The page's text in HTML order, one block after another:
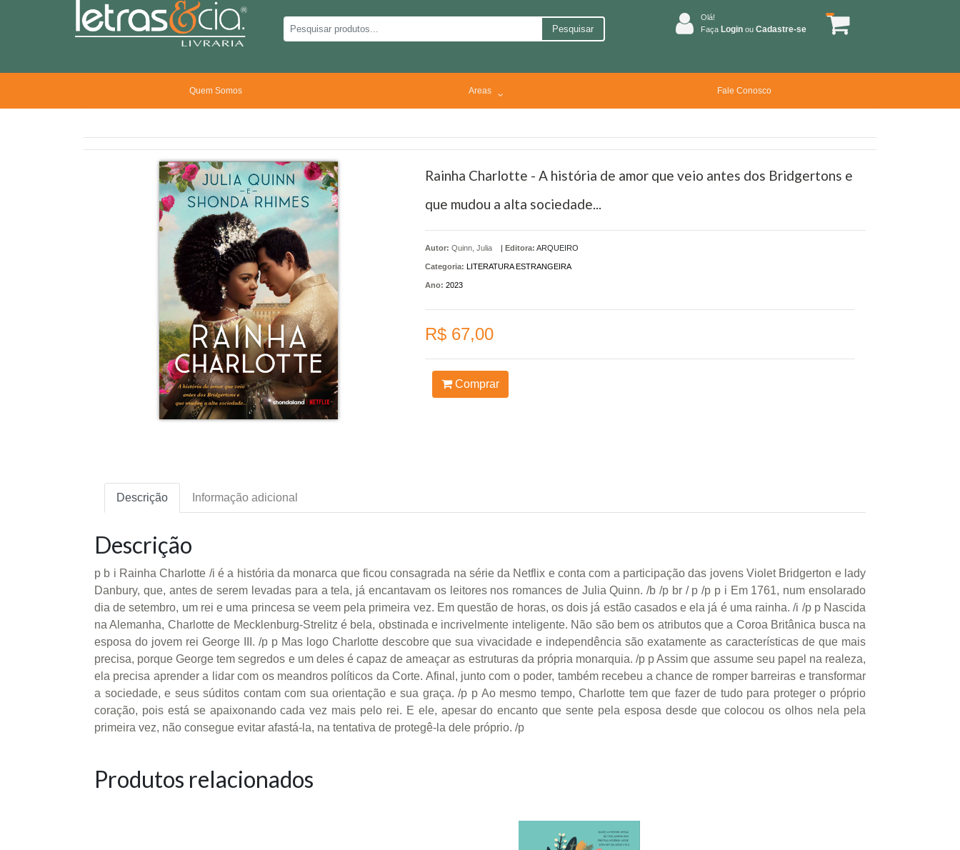
Pesquisar
Olá!
Faça Login ou Cadastre-se
Quem Somos Areas Fale Conosco
Rainha Charlotte - A história de amor que veio antes dos Bridgertons e
que mudou a alta sociedade...
Autor: Quinn, Julia | Editora: ARQUEIRO
Categoria: LITERATURA ESTRANGEIRA
Ano: 2023
R$ 67,00
Comprar
Descrição Informação adicional
Descrição
p b i Rainha Charlotte /i é a história da monarca que ficou consagrada na série da Netflix e conta com a participação das jovens Violet Bridgerton e lady
Danbury, que, antes de serem levadas para a tela, já encantavam os leitores nos romances de Julia Quinn. /b /p br / p /p p i Em 1761, num ensolarado
dia de setembro, um rei e uma princesa se veem pela primeira vez. Em questão de horas, os dois já estão casados e ela já é uma rainha. /i /p p Nascida
na Alemanha, Charlotte de Mecklenburg-Strelitz é bela, obstinada e incrivelmente inteligente. Não são bem os atributos que a Coroa Britânica busca na
esposa do jovem rei George III. /p p Mas logo Charlotte descobre que sua vivacidade e independência são exatamente as características de que mais
precisa, porque George tem segredos e um deles é capaz de ameaçar as estruturas da própria monarquia. /p p Assim que assume seu papel na realeza,
ela precisa aprender a lidar com os meandros políticos da Corte. Afinal, junto com o poder, também recebeu a chance de romper barreiras e transformar
a sociedade, e seus súditos contam com sua orientação e sua graça. /p p Ao mesmo tempo, Charlotte tem que fazer de tudo para proteger o próprio
coração, pois está se apaixonando cada vez mais pelo rei. E ele, apesar do encanto que sente pela esposa desde que colocou os olhos nela pela
primeira vez, não consegue evitar afastá-la, na tentativa de protegê-la dele próprio. /p
Produtos relacionados